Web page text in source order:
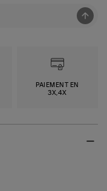
PAIEMENT EN
3X,4X